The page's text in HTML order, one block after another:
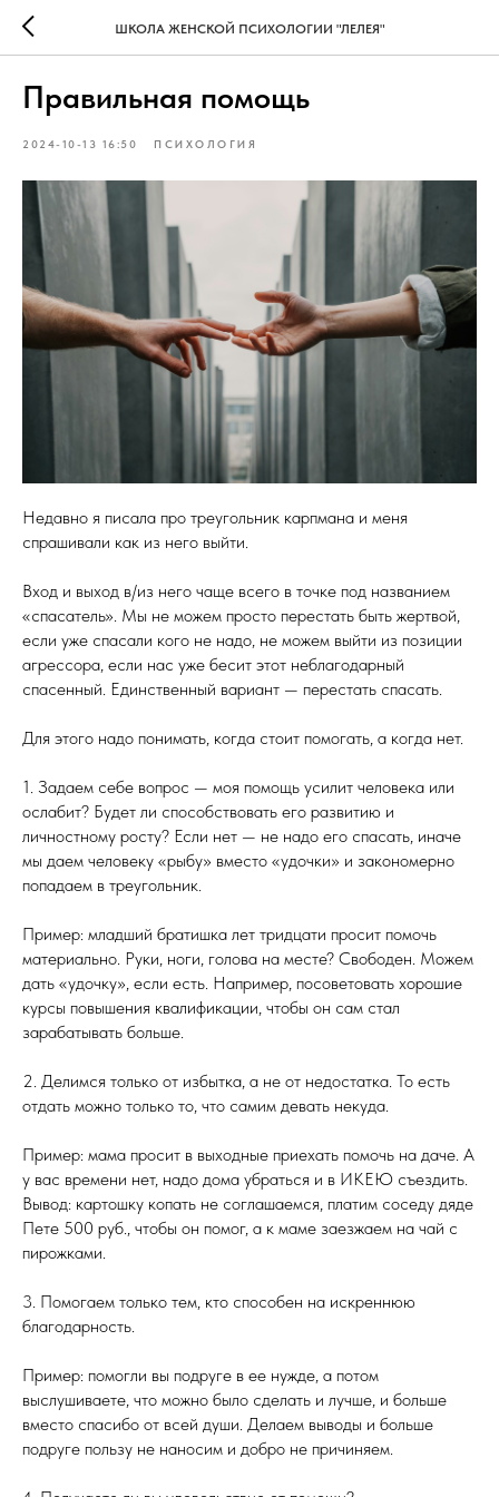
ШКОЛА ЖЕНСКОЙ ПСИХОЛОГИИ "ЛЕЛЕЯ"
Правильная помощь
2024-10-13 16:50 ПСИХОЛОГИЯ
Недавно я писала про треугольник карпмана и меня
спрашивали как из него выйти.
Вход и выход в/из него чаще всего в точке под названием
«спасатель». Мы не можем просто перестать быть жертвой,
если уже спасали кого не надо, не можем выйти из позиции
агрессора, если нас уже бесит этот неблагодарный
спасенный. Единственный вариант — перестать спасать.
Для этого надо понимать, когда стоит помогать, а когда нет.
1. Задаем себе вопрос — моя помощь усилит человека или
ослабит? Будет ли способствовать его развитию и
личностному росту? Если нет — не надо его спасать, иначе
мы даем человеку «рыбу» вместо «удочки» и закономерно
попадаем в треугольник.
Пример: младший братишка лет тридцати просит помочь
материально. Руки, ноги, голова на месте? Свободен. Можем
дать «удочку», если есть. Например, посоветовать хорошие
курсы повышения квалификации, чтобы он сам стал
зарабатывать больше.
2. Делимся только от избытка, а не от недостатка. То есть
отдать можно только то, что самим девать некуда.
Пример: мама просит в выходные приехать помочь на даче. А
у вас времени нет, надо дома убраться и в ИКЕЮ съездить.
Вывод: картошку копать не соглашаемся, платим соседу дяде
Пете 500 руб., чтобы он помог, а к маме заезжаем на чай с
пирожками.
3. Помогаем только тем, кто способен на искреннюю
благодарность.
Пример: помогли вы подруге в ее нужде, а потом
выслушиваете, что можно было сделать и лучше, и больше
вместо спасибо от всей души. Делаем выводы и больше
подруге пользу не наносим и добро не причиняем.